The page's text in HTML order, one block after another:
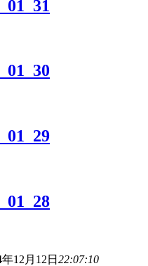
12月12日 22:07:10